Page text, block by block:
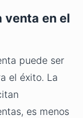
venta en el
puede ser
el éxito. La
es menos